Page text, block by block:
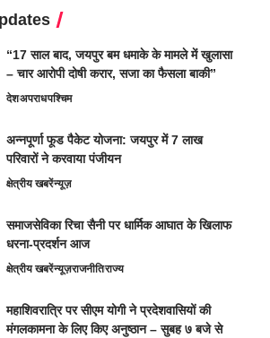
“17 साल बाद, जयपुर बम धमाके के मामले में खुलासा
– चार आरोपी दोषी करार, सजा का फैसला बाकी”
देशअपराधपश्चिम
अन्नपूर्णा फूड पैकेट योजना: जयपुर में 7 लाख
परिवारों ने करवाया पंजीयन
क्षेत्रीय खबरेंन्यूज़
समाजसेविका रिचा सैनी पर धार्मिक आघात के खिलाफ
धरना-प्रदर्शन आज
क्षेत्रीय खबरेंन्यूज़राजनीतिराज्य
महाशिवरात्रि पर सीएम योगी ने प्रदेशवासियों की
मंगलकामना के लिए किए अनुष्ठान – सुबह ७ बजे से